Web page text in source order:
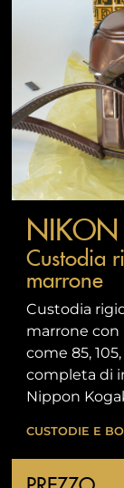
NIKON
Custodia
marrone
Custodia
marrone con
come 85,
completa di
Nippon
CUSTODIE E